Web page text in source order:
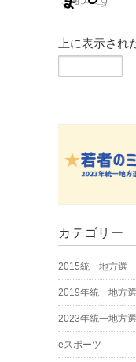
上に表示され
カテゴリー
2015統一地方選
2019年統一地方
2023年統一地方
eスポーツ